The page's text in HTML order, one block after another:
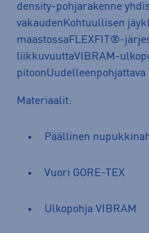
density-pohjarakenne
vakaudenKohtuullisen
maastossaFLEXFIT®-
liikkuvuuttaVIBRAM-
pitoonUudelleenpohjattava
Materiaalit:
Päällinen
Vuori GORE-TEX
Ulkopohja VIBRAM